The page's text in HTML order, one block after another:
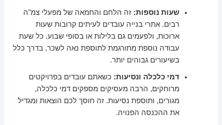
שעות נוספות: זה הלחם והחמאה של מפעלי צמ"ה
רבים. אתרי בנייה עובדים לעיתים קרובות שעות
ארוכות, ולפעמים גם בלילות או בסופי שבוע. כל שעת
עבודה נוספת מתורגמת לתוספת נאה לשכר, בדרך כלל
בשיעורים גבוהים יותר.
דמי כלכלה ונסיעות: כשאתם עובדים בפרויקטים
מרוחקים, הרבה מעסיקים מספקים דמי כלכלה,
מגורים, ותוספת נסיעות. זה חוסך לכם הוצאות ומגדיל
את ההכנסה הפנויה.